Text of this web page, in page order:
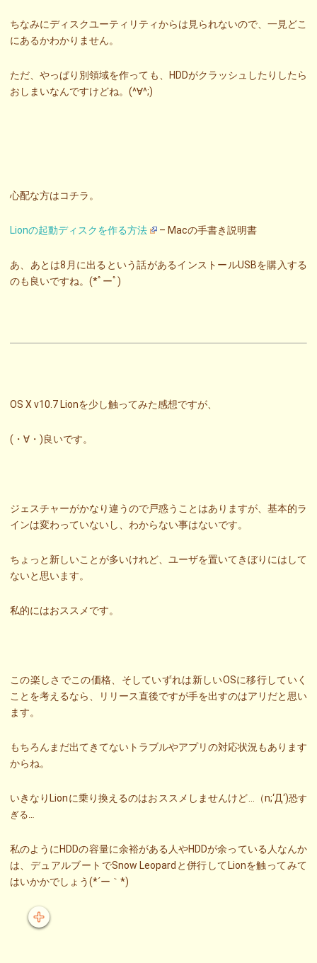
ちなみにディスクユーティリティからは見られないので、一見どこ
にあるかわかりません。
ただ、やっぱり別領域を作っても、HDDがクラッシュしたりしたら
おしまいなんですけどね。(^∀^;)
心配な方はコチラ。
Lionの起動ディスクを作る方法 – Macの手書き説明書
あ、あとは8月に出るという話があるインストールUSBを購入する
のも良いですね。(*ﾟーﾟ)
OS X v10.7 Lionを少し触ってみた感想ですが、
(・∀・)良いです。
ジェスチャーがかなり違うので戸惑うことはありますが、基本的ラ
インは変わっていないし、わからない事はないです。
ちょっと新しいことが多いけれど、ユーザを置いてきぼりにはして
ないと思います。
私的にはおススメです。
この楽しさでこの価格、そしていずれは新しいOSに移行していく
ことを考えるなら、リリース直後ですが手を出すのはアリだと思い
ます。
もちろんまだ出てきてないトラブルやアプリの対応状況もあります
からね。
いきなりLionに乗り換えるのはおススメしませんけど…（n;‘Д‘)恐す
ぎる…
私のようにHDDの容量に余裕がある人やHDDが余っている人なんか
は、デュアルブートでSnow Leopardと併行してLionを触ってみて
はいかかでしょう(*´ー｀*)